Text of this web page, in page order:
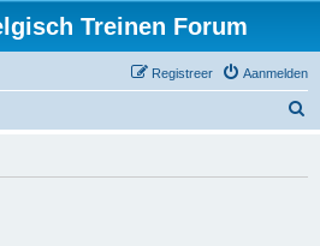
Treinen Forum
Aanmelden
Registreer